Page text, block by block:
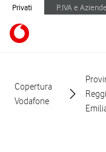
Privati P.IVA e Aziende
Copertura
Vodafone